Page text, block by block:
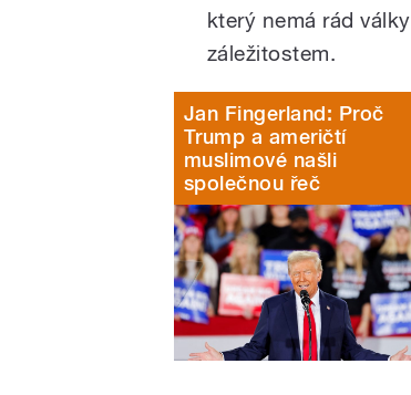
který nemá rád
záležitostem.
Jan Fingerland: Proč
Trump a američtí
muslimové našli
společnou řeč